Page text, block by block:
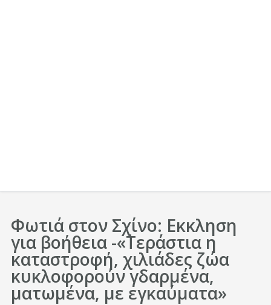
Φωτιά στον Σχίνο: Eκκληση
για βοήθεια -«Τεράστια η
καταστροφή, χιλιάδες ζώα
κυκλοφορούν γδαρμένα,
ματωμένα, με εγκαύματα»